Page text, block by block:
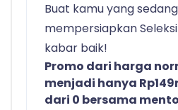
Buat kamu yang sedang
mempersiapkan
kabar baik!
Promo dari harga
menjadi hanya
dari 0 bersama